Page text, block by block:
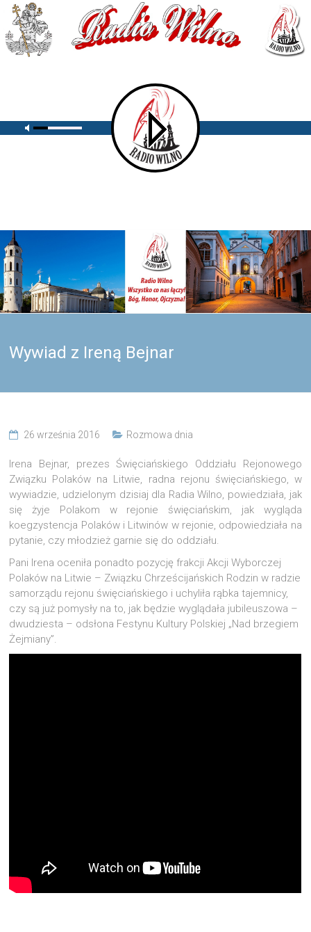
Wywiad z Ireną Bejnar
26 września 2016 Rozmowa dnia
Irena Bejnar, prezes Święciańskiego Oddziału Rejonowego
Związku Polaków na Litwie, radna rejonu święciańskiego, w
wywiadzie, udzielonym dzisiaj dla Radia Wilno, powiedziała, jak
się żyje Polakom w rejonie święciańskim, jak wygląda
koegzystencja Polaków i Litwinów w rejonie, odpowiedziała na
pytanie, czy młodzież garnie się do oddziału.
Pani Irena oceniła ponadto pozycję frakcji Akcji Wyborczej
Polaków na Litwie – Związku Chrześcijańskich Rodzin w radzie
samorządu rejonu święciańskiego i uchyliła rąbka tajemnicy,
czy są już pomysły na to, jak będzie wyglądała jubileuszowa –
dwudziesta – odsłona Festynu Kultury Polskiej „Nad brzegiem
Żejmiany”.